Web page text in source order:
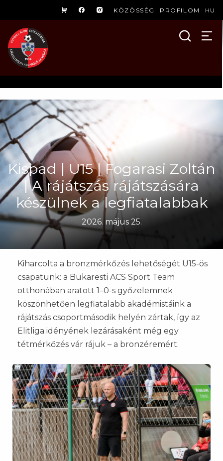
KÖZÖSSÉG PROFILOM HU
Kispad | U15 | Fogarasi Zoltán
| A rájátszás rájátszására
készülnek a legfiatalabbak
2026. május 25.
Kiharcolta a bronzmérkőzés lehetőségét U15-ös
csapatunk: a Bukaresti ACS Sport Team
otthonában aratott 1–0-s győzelemnek
köszönhetően legfiatalabb akadémistáink a
rájátszás csoportmásodik helyén zártak, így az
Elitliga idényének lezárásaként még egy
tétmérkőzés vár rájuk – a bronzéremért.